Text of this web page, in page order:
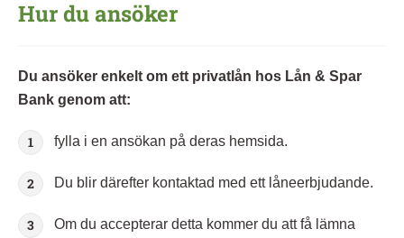
Hur du ansöker
Du ansöker enkelt om ett privatlån hos Lån & Spar
Bank genom att:
fylla i en ansökan på deras hemsida.
Du blir därefter kontaktad med ett låneerbjudande.
Om du accepterar detta kommer du att få lämna